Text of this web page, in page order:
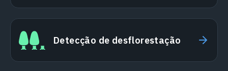
Detecção de desflorestação